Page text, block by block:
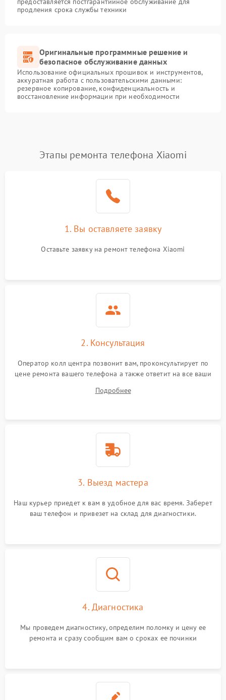
продления срока службы техники
Оригинальные программные решение и
безопасное обслуживание данных
Использование официальных прошивок и инструментов,
аккуратная работа с пользовательскими данными:
резервное копирование, конфиденциальность и
восстановление информации при необходимости
Этапы ремонта телефона Xiaomi
1. Вы оставляете заявку
Оставьте заявку на ремонт телефона Xiaomi
2. Консультация
Оператор колл центра позвонит вам, проконсультирует по
цене ремонта вашего телефона а также ответит на все ваши
Подробнее
3. Выезд мастера
Наш курьер приедет к вам в удобное для вас время. Заберет
ваш телефон и привезет на склад для диагностики.
4. Диагностика
Мы проведем диагностику, определим поломку и цену ее
ремонта и сразу сообщим вам о сроках ее починки